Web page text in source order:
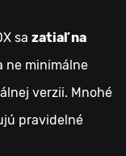
sa zatiaľ na
ne minimálne
verzii. Mnohé
pravidelné